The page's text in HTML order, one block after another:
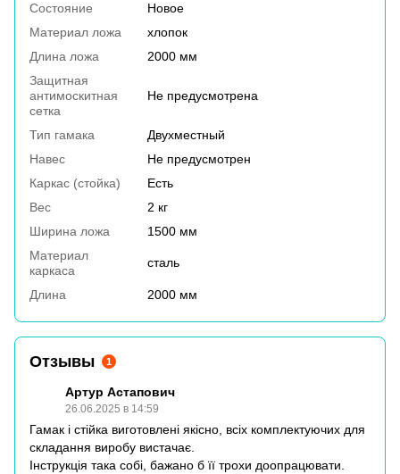
Состояние
Новое
Материал ложа
хлопок
Длина ложа
2000 мм
Защитная
антимоскитная
сетка
Не предусмотрена
Тип гамака
Двухместный
Навес
Не предусмотрен
Каркас (стойка)
Есть
Вес
2 кг
Ширина ложа
1500 мм
Материал
каркаса
сталь
Длина 2000 мм
Отзывы 1
Артур Астапович
26.06.2025 в 14:59
Гамак і стійка виготовлені якісно, всіх комплектуючих для
складання виробу вистачає.
Інструкція така собі, бажано б її трохи доопрацювати.